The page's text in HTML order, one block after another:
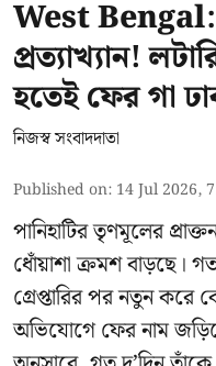
West Bengal:
প্রত্যাখ্যান!
হতেই ফের গা
নিজস্ব সংবাদদাতা
Published on: 14 Jul 2026,
পানিহাটির তৃণমূলের
ধোঁয়াশা ক্রমশ বাড়ছে।
গ্রেপ্তারির পর নতুন
অভিযোগে ফের নাম